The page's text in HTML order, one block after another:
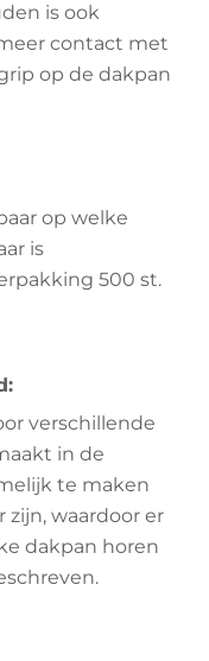
is ook
contact met
op de dakpan
op welke
is
500 st.
verschillende
in de
te maken
waardoor er
dakpan horen